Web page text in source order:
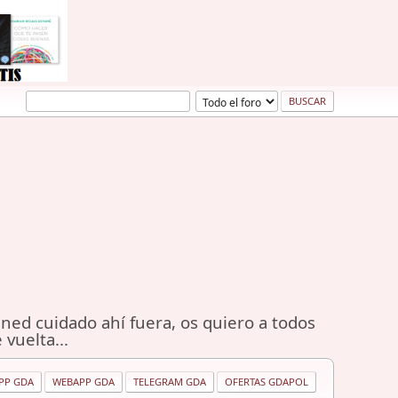
cuidado ahí fuera, os quiero a todos
vuelta...
GDA WEBAPP GDA TELEGRAM GDA OFERTAS GDAPOL